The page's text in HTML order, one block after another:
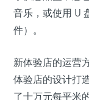
音乐，或使用 U
件）。
新体验店的运营
体验店的设计打
了十万元每平米